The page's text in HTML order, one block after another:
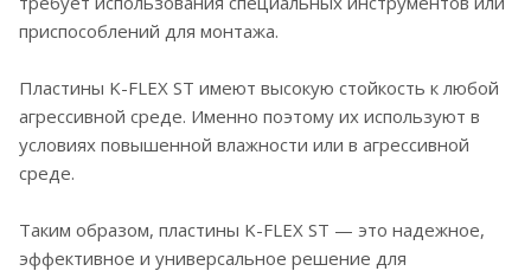
приспособлений для монтажа.
Пластины K-FLEX ST имеют высокую стойкость к любой
агрессивной среде. Именно поэтому их используют в
условиях повышенной влажности или в агрессивной
среде.
Таким образом, пластины K-FLEX ST — это надежное,
эффективное и универсальное решение для